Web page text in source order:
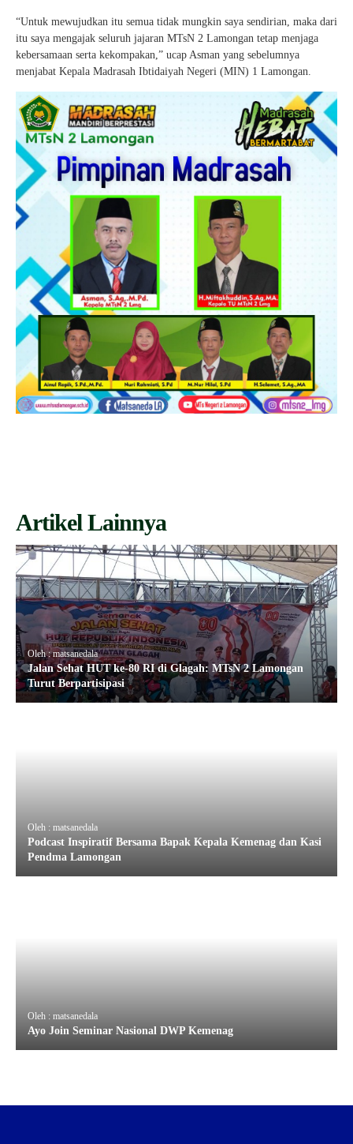
“Untuk mewujudkan itu semua tidak mungkin saya sendirian, maka dari
itu saya mengajak seluruh jajaran MTsN 2 Lamongan tetap menjaga
kebersamaan serta kekompakan,” ucap Asman yang sebelumnya
menjabat Kepala Madrasah Ibtidaiyah Negeri (MIN) 1 Lamongan.
Artikel Lainnya
Oleh : matsanedala
Jalan Sehat HUT ke-80 RI di Glagah: MTsN 2 Lamongan
Turut Berpartisipasi
Oleh : matsanedala
Podcast Inspiratif Bersama Bapak Kepala Kemenag dan Kasi
Pendma Lamongan
Oleh : matsanedala
Ayo Join Seminar Nasional DWP Kemenag